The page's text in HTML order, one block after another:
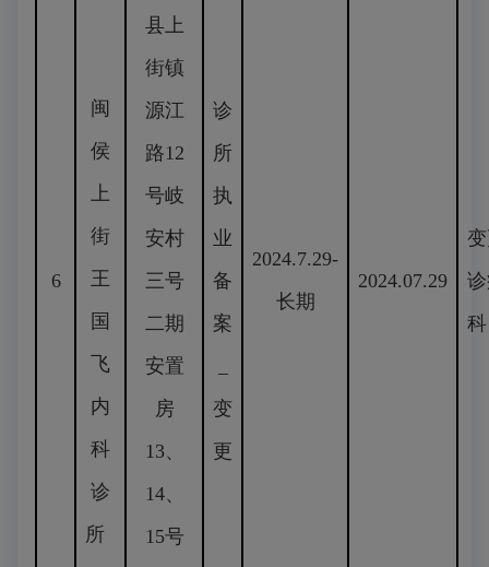
6
闽
侯
上
街
王
国
飞
内
科
诊
所
县上
街镇
源江
路12
号岐
安村
三号
二期
安置
房
13、
14、
15号
诊
所
执
业
备
案
变
更
2024.7.29-
长期
2024.07.29